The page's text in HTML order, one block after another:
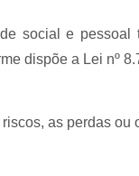
social e
dispõe a Lei nº
riscos, as perdas